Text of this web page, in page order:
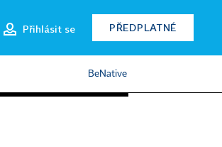
Přihlásit se PŘEDPLATNÉ
BeNative